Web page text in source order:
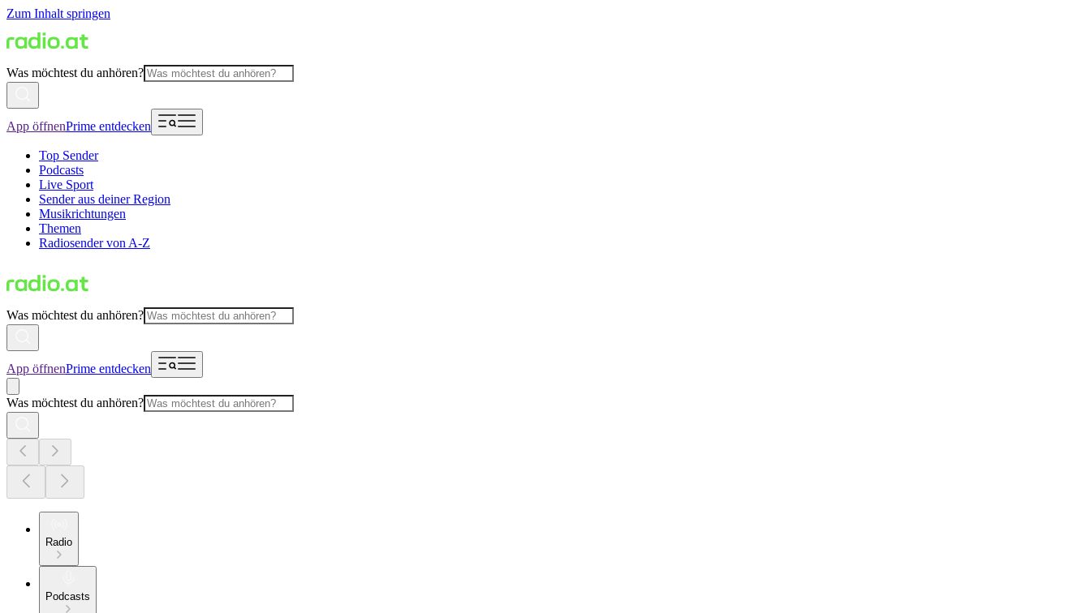
Zum Inhalt springen
Was möchtest du anhören?
App öffnenPrime entdecken
Top Sender
Podcasts
Live Sport
Sender aus deiner Region
Musikrichtungen
Themen
Radiosender von A-Z
Was möchtest du anhören?
App öffnenPrime entdecken
Was möchtest du anhören?
Radio
Podcasts